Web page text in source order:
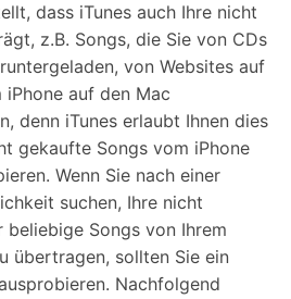
dass iTunes auch Ihre nicht
z.B. Songs, die Sie von CDs
von Websites auf
auf den Mac
denn iTunes erlaubt Ihnen dies
gekaufte Songs vom iPhone
Wenn Sie nach einer
suchen, Ihre nicht
Songs von Ihrem
übertragen, sollten Sie ein
Nachfolgend